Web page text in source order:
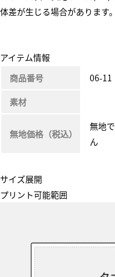
体差が生じる場合があります。
アイテム情報
商品番号
06-11
素材
無地価格（税込）
無地
ん
サイズ展開
プリント可能範囲